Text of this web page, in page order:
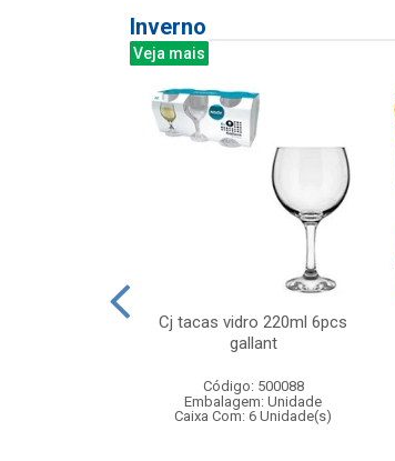
Inverno
Veja mais
Cj tacas vidro 220ml 6pcs
gallant
Código: 500088
Embalagem: Unidade
Caixa Com: 6 Unidade(s)